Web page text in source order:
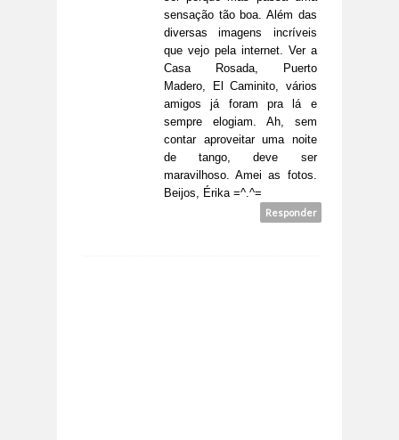
sensação tão boa. Além das
diversas imagens incríveis
que vejo pela internet. Ver a
Casa Rosada, Puerto
Madero, El Caminito, vários
amigos já foram pra lá e
sempre elogiam. Ah, sem
contar aproveitar uma noite
de tango, deve ser
maravilhoso. Amei as fotos.
Beijos, Érika =^.^=
Responder